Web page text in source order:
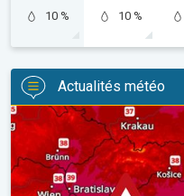
10 %
10 %
Actualités météo
Des températures